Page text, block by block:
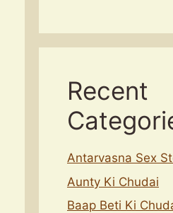
Recent
Antarvasna Sex
Aunty Ki Chudai
Baap Beti Ki